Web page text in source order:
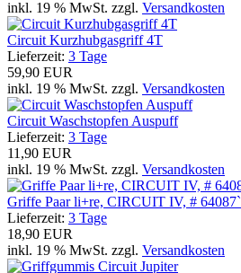
inkl. 19 % MwSt. zzgl. Versandkosten
Circuit Kurzhubgasgriff 4T
Lieferzeit: 3 Tage
59,90 EUR
inkl. 19 % MwSt. zzgl. Versandkosten
Circuit Waschstopfen Auspuff
Lieferzeit: 3 Tage
11,90 EUR
inkl. 19 % MwSt. zzgl. Versandkosten
Griffe Paar li+re, CIRCUIT IV, # 64087`
Lieferzeit: 3 Tage
18,90 EUR
inkl. 19 % MwSt. zzgl. Versandkosten